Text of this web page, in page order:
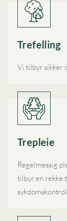
Trefelling
Vi tilbyr sikker
Trepleie
Regelmessig
tilbyr en rekke